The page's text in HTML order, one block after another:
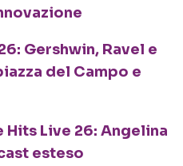
Gershwin, Ravel e
del Campo e
Hits Live 26: Angelina
esteso